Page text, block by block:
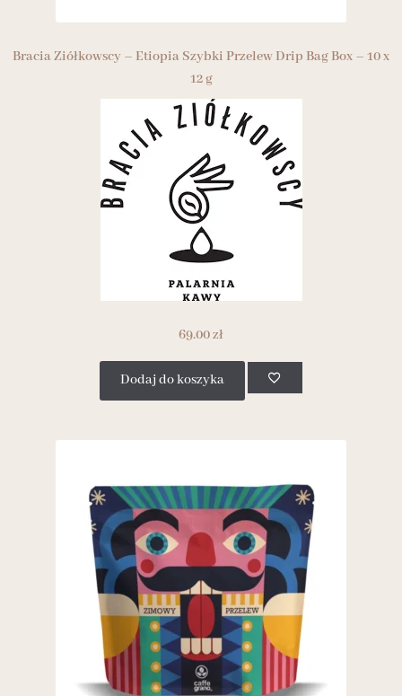
Bracia Ziółkowscy – Etiopia Szybki Przelew Drip Bag Box – 10 x
12 g
69.00zł
Dodaj do koszyka